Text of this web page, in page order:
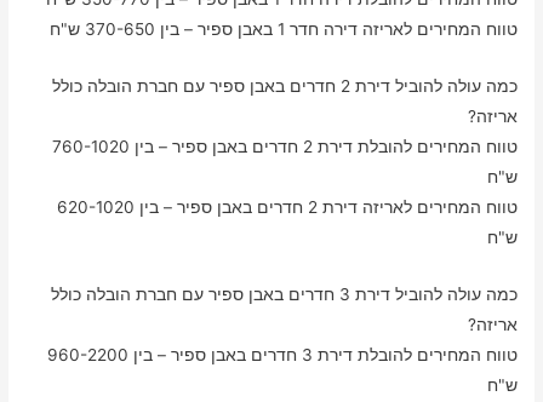
טווח המחירים לאריזה דירה חדר 1 באבן ספיר – בין 370-650 ש"ח
כמה עולה להוביל דירת 2 חדרים באבן ספיר עם חברת הובלה כולל
אריזה?
טווח המחירים להובלת דירת 2 חדרים באבן ספיר – בין 760-1020
ש"ח
טווח המחירים לאריזה דירת 2 חדרים באבן ספיר – בין 620-1020
ש"ח
כמה עולה להוביל דירת 3 חדרים באבן ספיר עם חברת הובלה כולל
אריזה?
טווח המחירים להובלת דירת 3 חדרים באבן ספיר – בין 960-2200
ש"ח